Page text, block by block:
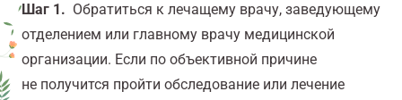
Шаг 1. Обратиться к лечащему врачу, заведующему
отделением или главному врачу медицинской
организации. Если по объективной причине
не получится пройти обследование или лечение